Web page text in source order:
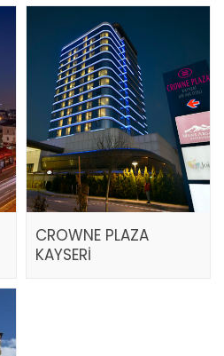
CROWNE PLAZA
KAYSERİ